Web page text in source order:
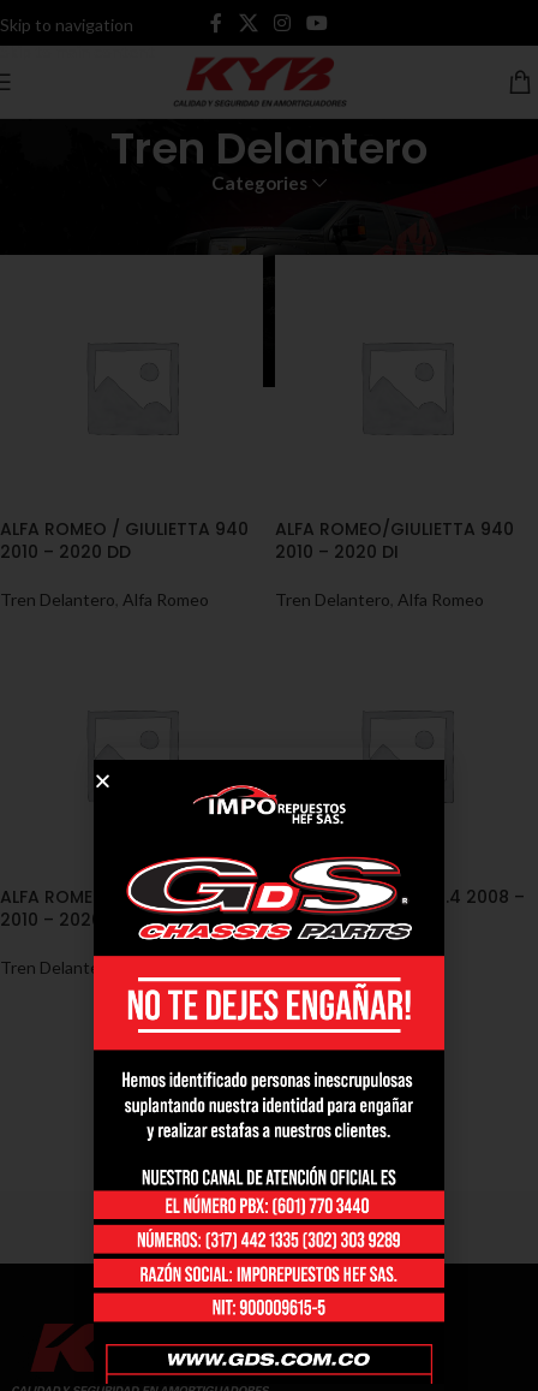
Skip to navigation
Skip to main content
Tren Delantero
Categories
ALFA ROMEO / GIULIETTA 940
2010 – 2020 DD
Tren Delantero Alfa Romeo
ALFA ROMEO/GIULIETTA 940
2010 – 2020 DI
Tren Delantero Alfa Romeo
ALFA ROMEO/GIULIETTA 940
2010 – 2020 T
Tren Delantero
ALFA ROMEO/MITO 1.4 2008 –
2015 T